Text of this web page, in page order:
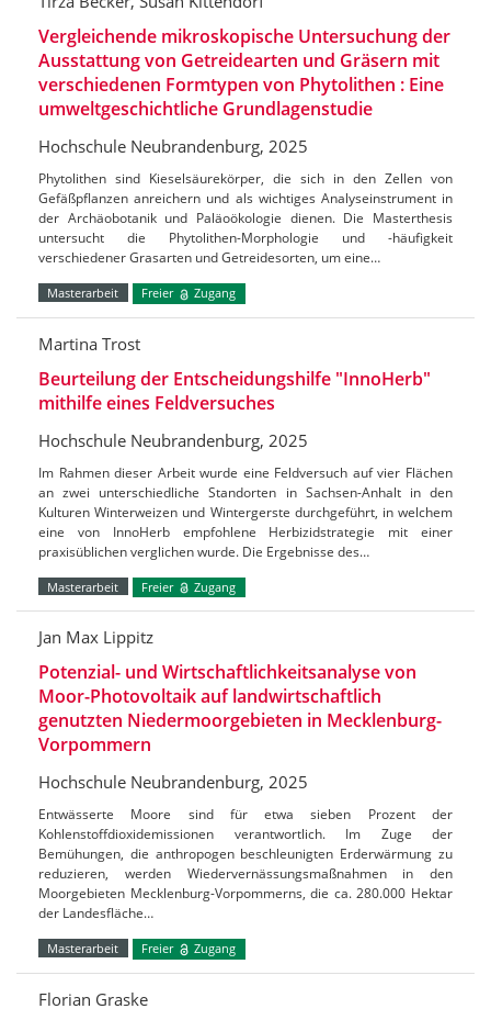
Vergleichende mikroskopische Untersuchung der
Ausstattung von Getreidearten und Gräsern mit
verschiedenen Formtypen von Phytolithen : Eine
umweltgeschichtliche Grundlagenstudie
Hochschule Neubrandenburg, 2025
Phytolithen sind Kieselsäurekörper, die sich in den Zellen von
Gefäßpflanzen anreichern und als wichtiges Analyseinstrument in
der Archäobotanik und Paläoökologie dienen. Die Masterthesis
untersucht die Phytolithen-Morphologie und -häufigkeit
verschiedener Grasarten und Getreidesorten, um eine…
Masterarbeit Freier Zugang
Martina Trost
Beurteilung der Entscheidungshilfe "InnoHerb"
mithilfe eines Feldversuches
Hochschule Neubrandenburg, 2025
Im Rahmen dieser Arbeit wurde eine Feldversuch auf vier Flächen
an zwei unterschiedliche Standorten in Sachsen-Anhalt in den
Kulturen Winterweizen und Wintergerste durchgeführt, in welchem
eine von InnoHerb empfohlene Herbizidstrategie mit einer
praxisüblichen verglichen wurde. Die Ergebnisse des…
Masterarbeit Freier Zugang
Jan Max Lippitz
Potenzial- und Wirtschaftlichkeitsanalyse von
Moor-Photovoltaik auf landwirtschaftlich
genutzten Niedermoorgebieten in Mecklenburg-
Vorpommern
Hochschule Neubrandenburg, 2025
Entwässerte Moore sind für etwa sieben Prozent der
Kohlenstoffdioxidemissionen verantwortlich. Im Zuge der
Bemühungen, die anthropogen beschleunigten Erderwärmung zu
reduzieren, werden Wiedervernässungsmaßnahmen in den
Moorgebieten Mecklenburg-Vorpommerns, die ca. 280.000 Hektar
der Landesfläche…
Masterarbeit Freier Zugang
Florian Graske